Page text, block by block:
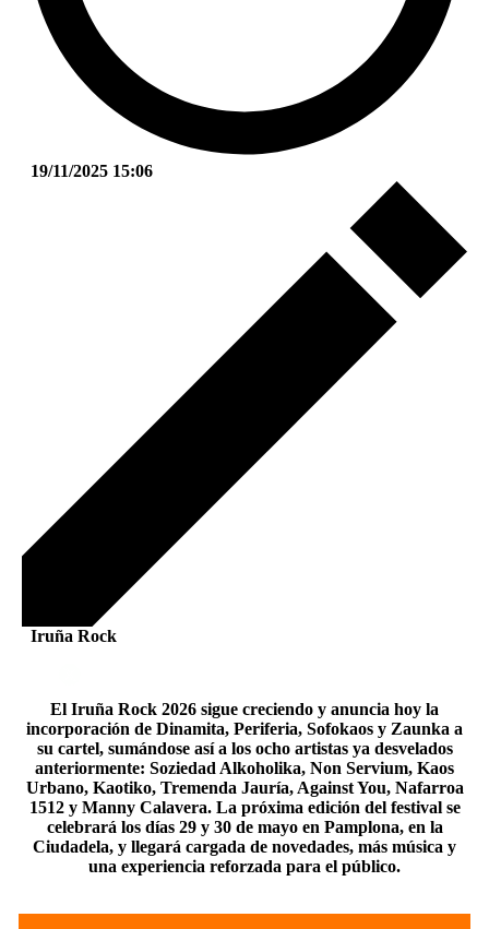
19/11/2025 15:06
Iruña Rock
El Iruña Rock 2026 sigue creciendo y anuncia hoy la
incorporación de Dinamita, Periferia, Sofokaos y Zaunka a
su cartel, sumándose así a los ocho artistas ya desvelados
anteriormente: Soziedad Alkoholika, Non Servium, Kaos
Urbano, Kaotiko, Tremenda Jauría, Against You, Nafarroa
1512 y Manny Calavera. La próxima edición del festival se
celebrará los días 29 y 30 de mayo en Pamplona, en la
Ciudadela, y llegará cargada de novedades, más música y
una experiencia reforzada para el público.